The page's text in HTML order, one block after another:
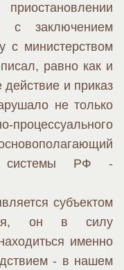
с заключением
с министерством
равно как и
и приказ
не только
системы РФ -
субъектом
он в силу
именно
- в нашем